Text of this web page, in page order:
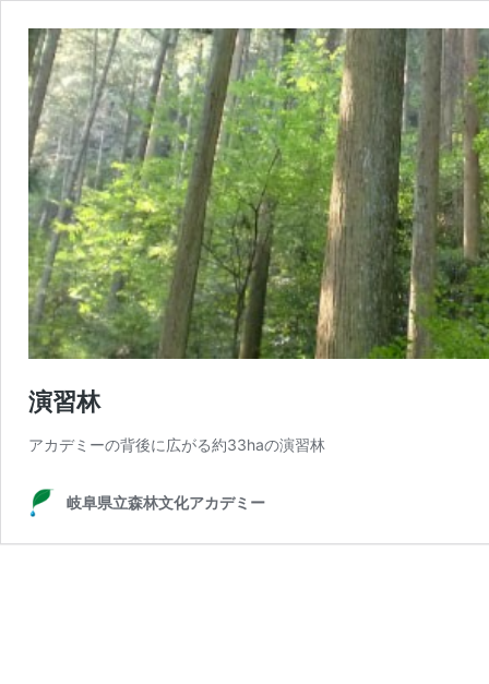
演習林
アカデミーの背後に広がる約33haの演習林
岐阜県立森林文化アカデミー